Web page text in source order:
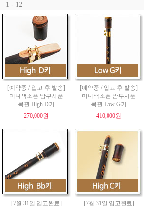
1 - 12
[예약중 / 입고 후 발송]
미니색소폰 밤부사푼
목관 High D키
270,000원
[예약중 / 입고 후 발송]
미니색소폰 밤부사푼
목관 Low G키
410,000원
[7월 31일 입고완료]
[7월 31일 입고완료]